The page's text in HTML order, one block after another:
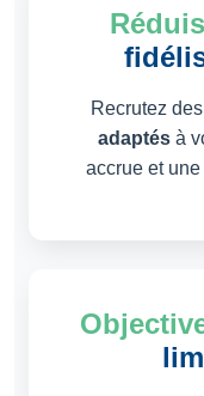
Recrutez
adaptésà
accrue et